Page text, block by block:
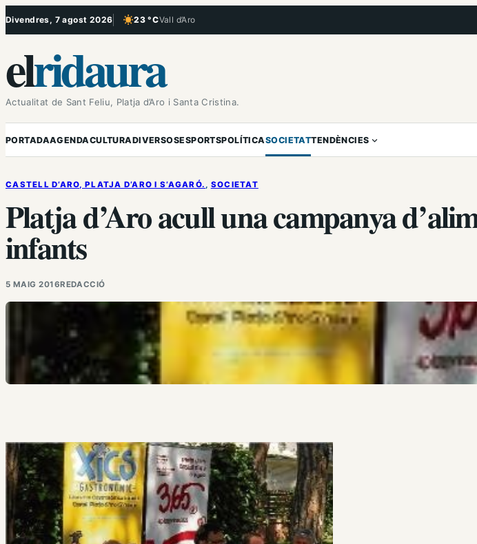
Vés
Divendres, 7 agost 2026 23 °CVall d’Aro
, Cel serè
elridaura
Actualitat de Sant Feliu, Platja d’Aro i Santa Cristina.
PORTADAAGENDACULTURADIVERSOSESPORTSPOLÍTICASOCIETATTENDÈNCIES
CASTELL D’ARO, PLATJA D’ARO I S’AGARÓ. , SOCIETAT
Platja d’Aro acull una campanya
infants
5 MAIG 2016REDACCIÓ